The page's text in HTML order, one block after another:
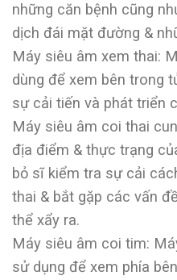
những căn bệnh cũng
dịch đái mặt đường &
Máy siêu âm xem thai:
dùng để xem bên trong
sự cải tiến và phát triển
Máy siêu âm coi thai
địa điểm & thực trạng
bỏ sĩ kiểm tra sự cải
thai & bắt gặp các vấn
thể xẩy ra.
Máy siêu âm coi tim:
sử dụng để xem phía